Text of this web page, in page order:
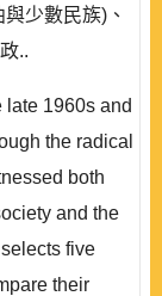
少數民族)、
..
late 1960s and
the radical
both
and the
five
their